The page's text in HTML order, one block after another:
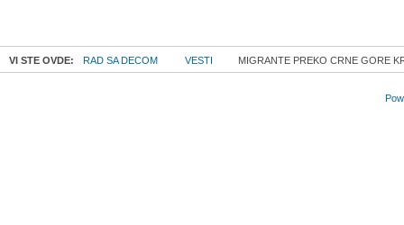
VI STE OVDE: RAD SA DECOM VESTI MIGRANTE PREKO CRNE GORE